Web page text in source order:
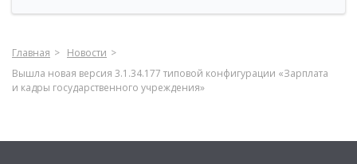
Главная
Новости
Вышла новая версия 3.1.34.177 типовой конфигурации «Зарплата
и кадры государственного учреждения»